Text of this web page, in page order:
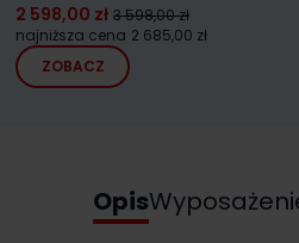
2 598,00 zł 3 598,00 zł
najniższa cena 2 685,00 zł
ZOBACZ
Opis